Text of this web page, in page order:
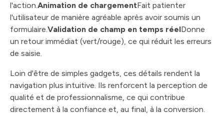
l'action.Animation de chargementFait patienter
l'utilisateur de manière agréable après avoir soumis un
formulaire.Validation de champ en temps réelDonne
un retour immédiat (vert/rouge), ce qui réduit les erreurs
de saisie.
Loin d'être de simples gadgets, ces détails rendent la
navigation plus intuitive. Ils renforcent la perception de
qualité et de professionnalisme, ce qui contribue
directement à la confiance et, au final, à la conversion.